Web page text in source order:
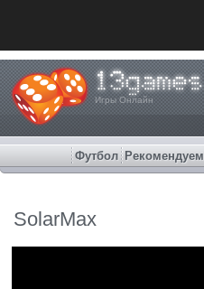
Игры Онлайн
Футбол Рекомендуем
SolarMax